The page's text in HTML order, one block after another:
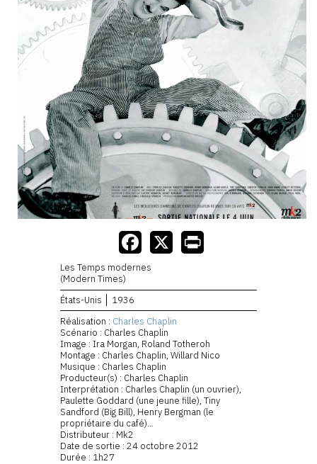
Les Temps modernes
(Modern Times)
États-Unis
1936
Réalisation : Charles Chaplin
Scénario : Charles Chaplin
Image : Ira Morgan, Roland Totheroh
Montage : Charles Chaplin, Willard Nico
Musique : Charles Chaplin
Producteur(s) : Charles Chaplin
Interprétation : Charles Chaplin (un ouvrier),
Paulette Goddard (une jeune fille), Tiny
Sandford (Big Bill), Henry Bergman (le
propriétaire du café)...
Distributeur : Mk2
Date de sortie : 24 octobre 2012
Durée : 1h27